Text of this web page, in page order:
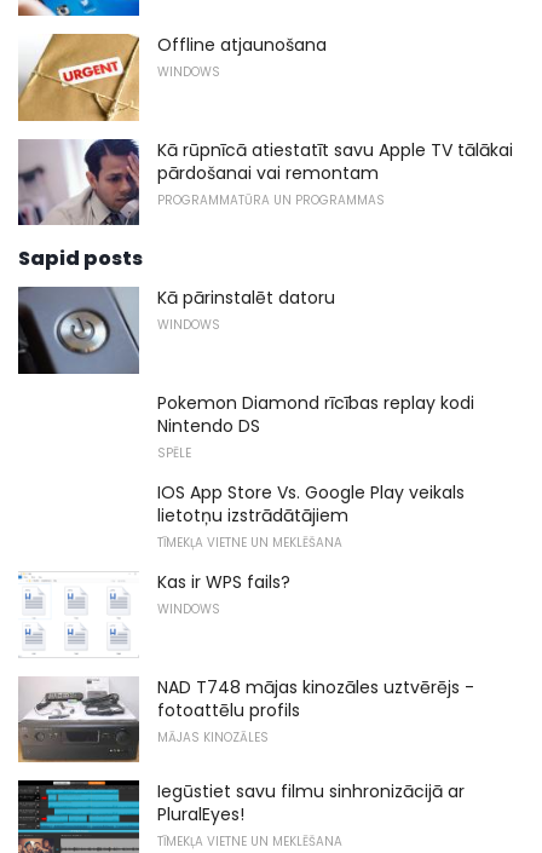
Offline atjaunošana
WINDOWS
Kā rūpnīcā atiestatīt savu Apple TV tālākai
pārdošanai vai remontam
PROGRAMMATŪRA UN PROGRAMMAS
Sapid posts
Kā pārinstalēt datoru
WINDOWS
Pokemon Diamond rīcības replay kodi
Nintendo DS
SPĒLE
IOS App Store Vs. Google Play veikals
lietotņu izstrādātājiem
TĪMEKĻA VIETNE UN MEKLĒŠANA
Kas ir WPS fails?
WINDOWS
NAD T748 mājas kinozāles uztvērējs -
fotoattēlu profils
MĀJAS KINOZĀLES
Iegūstiet savu filmu sinhronizācijā ar
PluralEyes!
TĪMEKĻA VIETNE UN MEKLĒŠANA